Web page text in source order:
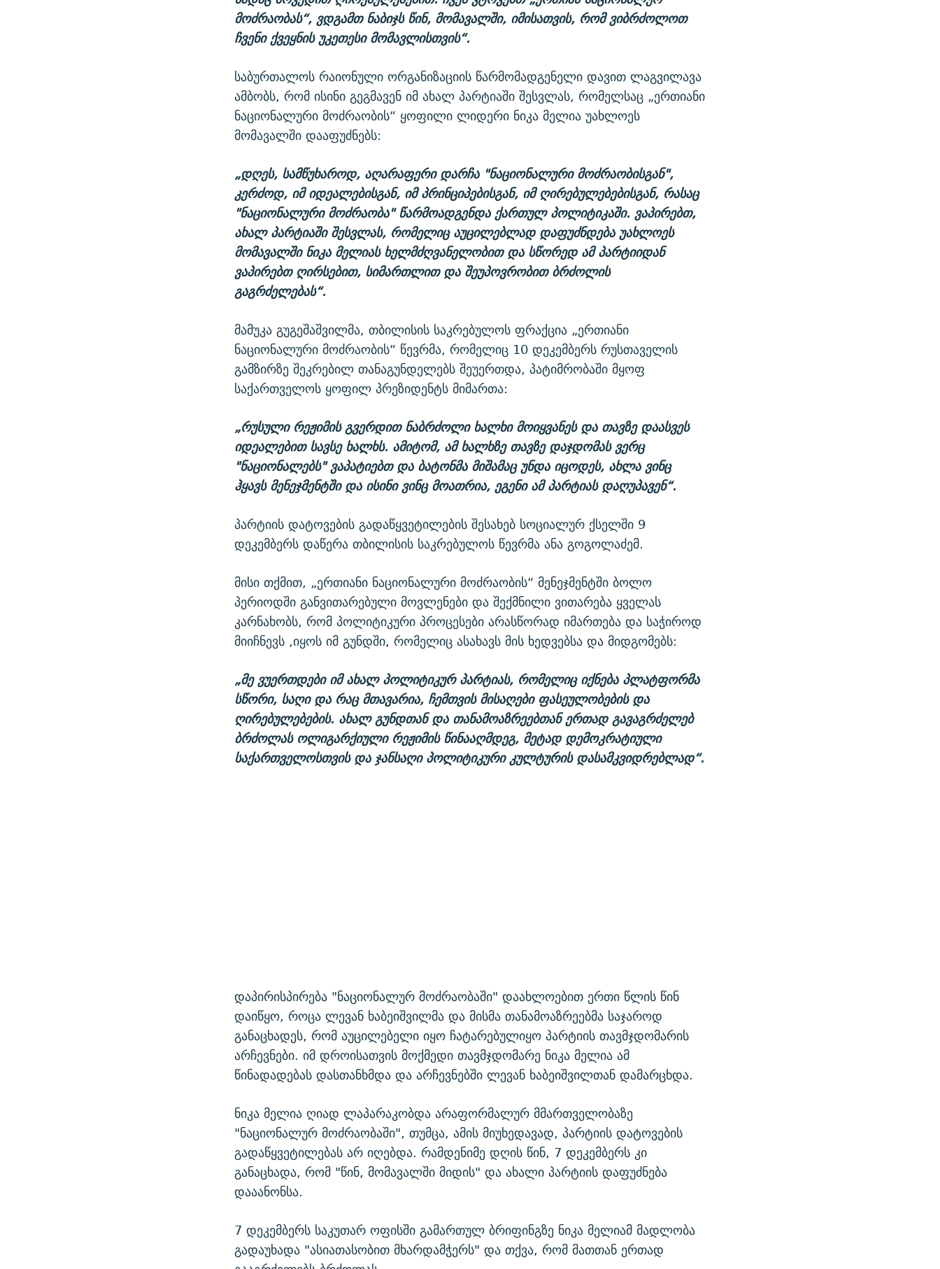
მოძრაობას“, ვდგამთ ნაბიჯს წინ, მომავალში, იმისათვის, რომ ვიბრძოლოთ
ჩვენი ქვეყნის უკეთესი მომავლისთვის“.
საბურთალოს რაიონული ორგანიზაციის წარმომადგენელი დავით ლაგვილავა
ამბობს, რომ ისინი გეგმავენ იმ ახალ პარტიაში შესვლას, რომელსაც „ერთიანი
ნაციონალური მოძრაობის“ ყოფილი ლიდერი ნიკა მელია უახლოეს
მომავალში დააფუძნებს:
„დღეს, სამწუხაროდ, აღარაფერი დარჩა "ნაციონალური მოძრაობისგან",
კერძოდ, იმ იდეალებისგან, იმ პრინციპებისგან, იმ ღირებულებებისგან, რასაც
"ნაციონალური მოძრაობა" წარმოადგენდა ქართულ პოლიტიკაში. ვაპირებთ,
ახალ პარტიაში შესვლას, რომელიც აუცილებლად დაფუძნდება უახლოეს
მომავალში ნიკა მელიას ხელმძღვანელობით და სწორედ ამ პარტიიდან
ვაპირებთ ღირსებით, სიმართლით და შეუპოვრობით ბრძოლის
გაგრძელებას“.
მამუკა გუგეშაშვილმა, თბილისის საკრებულოს ფრაქცია „ერთიანი
ნაციონალური მოძრაობის“ წევრმა, რომელიც 10 დეკემბერს რუსთაველის
გამზირზე შეკრებილ თანაგუნდელებს შეუერთდა, პატიმრობაში მყოფ
საქართველოს ყოფილ პრეზიდენტს მიმართა:
„რუსული რეჟიმის გვერდით ნაბრძოლი ხალხი მოიყვანეს და თავზე დაასვეს
იდეალებით სავსე ხალხს. ამიტომ, ამ ხალხზე თავზე დაჯდომას ვერც
"ნაციონალებს" ვაპატიებთ და ბატონმა მიშამაც უნდა იცოდეს, ახლა ვინც
ჰყავს მენეჯმენტში და ისინი ვინც მოათრია, ეგენი ამ პარტიას დაღუპავენ“.
პარტიის დატოვების გადაწყვეტილების შესახებ სოციალურ ქსელში 9
დეკემბერს დაწერა თბილისის საკრებულოს წევრმა ანა გოგოლაძემ.
მისი თქმით, „ერთიანი ნაციონალური მოძრაობის“ მენეჯმენტში ბოლო
პერიოდში განვითარებული მოვლენები და შექმნილი ვითარება ყველას
კარნახობს, რომ პოლიტიკური პროცესები არასწორად იმართება და საჭიროდ
მიიჩნევს ,იყოს იმ გუნდში, რომელიც ასახავს მის ხედვებსა და მიდგომებს:
„მე ვუერთდები იმ ახალ პოლიტიკურ პარტიას, რომელიც იქნება პლატფორმა
სწორი, საღი და რაც მთავარია, ჩემთვის მისაღები ფასეულობების და
ღირებულებების. ახალ გუნდთან და თანამოაზრეებთან ერთად გავაგრძელებ
ბრძოლას ოლიგარქიული რეჟიმის წინააღმდეგ, მეტად დემოკრატიული
საქართველოსთვის და ჯანსაღი პოლიტიკური კულტურის დასამკვიდრებლად“.
დაპირისპირება "ნაციონალურ მოძრაობაში" დაახლოებით ერთი წლის წინ
დაიწყო, როცა ლევან ხაბეიშვილმა და მისმა თანამოაზრეებმა საჯაროდ
განაცხადეს, რომ აუცილებელი იყო ჩატარებულიყო პარტიის თავმჯდომარის
არჩევნები. იმ დროისათვის მოქმედი თავმჯდომარე ნიკა მელია ამ
წინადადებას დასთანხმდა და არჩევნებში ლევან ხაბეიშვილთან დამარცხდა.
ნიკა მელია ღიად ლაპარაკობდა არაფორმალურ მმართველობაზე
"ნაციონალურ მოძრაობაში", თუმცა, ამის მიუხედავად, პარტიის დატოვების
გადაწყვეტილებას არ იღებდა. რამდენიმე დღის წინ, 7 დეკემბერს კი
განაცხადა, რომ "წინ, მომავალში მიდის" და ახალი პარტიის დაფუძნება
დააანონსა.
7 დეკემბერს საკუთარ ოფისში გამართულ ბრიფინგზე ნიკა მელიამ მადლობა
გადაუხადა "ასიათასობით მხარდამჭერს" და თქვა, რომ მათთან ერთად